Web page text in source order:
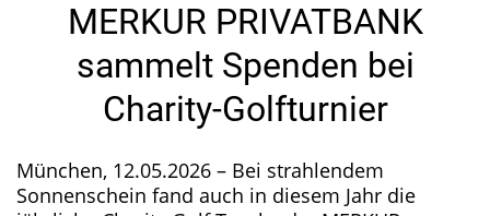
MERKUR PRIVATBANK
sammelt Spenden bei
Charity-Golfturnier
München, 12.05.2026 – Bei strahlendem
Sonnenschein fand auch in diesem Jahr die